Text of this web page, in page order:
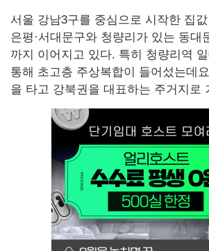
서울 강남3구를 중심으로 시작한 집
은평·서대문구와 청량리가 있는 동대
까지 이어지고 있다. 특히 청량리역
통해 초고층 주상복합이 들어섰는데
을 타고 강북권을 대표하는 주거지로